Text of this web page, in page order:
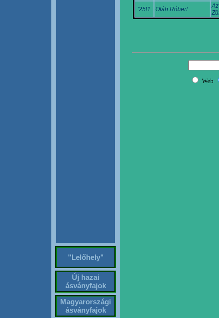
"Lelőhely"
Új hazai
ásványfajok
Magyarországi
ásványfajok
'25\1
Oláh Róbert